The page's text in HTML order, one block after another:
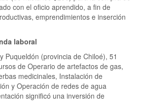
con el oficio aprendido, a fin de
emprendimientos e inserción
laboral
Puqueldón (provincia de Chiloé), 51
de Operario de artefactos de gas,
medicinales, Instalación de
y Operación de redes de agua
significó una inversión de